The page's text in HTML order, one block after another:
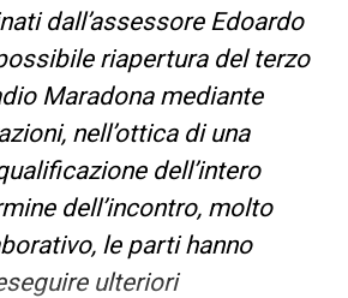
dall’assessore Edoardo
riapertura del terzo
Maradona mediante
nell’ottica di una
dell’intero
dell’incontro, molto
le parti hanno
ulteriori